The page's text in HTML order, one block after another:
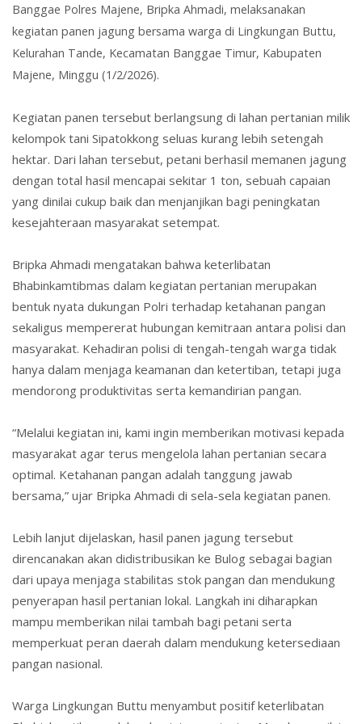
Banggae Polres Majene, Bripka Ahmadi, melaksanakan
kegiatan panen jagung bersama warga di Lingkungan Buttu,
Kelurahan Tande, Kecamatan Banggae Timur, Kabupaten
Majene, Minggu (1/2/2026).
Kegiatan panen tersebut berlangsung di lahan pertanian milik
kelompok tani Sipatokkong seluas kurang lebih setengah
hektar. Dari lahan tersebut, petani berhasil memanen jagung
dengan total hasil mencapai sekitar 1 ton, sebuah capaian
yang dinilai cukup baik dan menjanjikan bagi peningkatan
kesejahteraan masyarakat setempat.
Bripka Ahmadi mengatakan bahwa keterlibatan
Bhabinkamtibmas dalam kegiatan pertanian merupakan
bentuk nyata dukungan Polri terhadap ketahanan pangan
sekaligus mempererat hubungan kemitraan antara polisi dan
masyarakat. Kehadiran polisi di tengah-tengah warga tidak
hanya dalam menjaga keamanan dan ketertiban, tetapi juga
mendorong produktivitas serta kemandirian pangan.
“Melalui kegiatan ini, kami ingin memberikan motivasi kepada
masyarakat agar terus mengelola lahan pertanian secara
optimal. Ketahanan pangan adalah tanggung jawab
bersama,” ujar Bripka Ahmadi di sela-sela kegiatan panen.
Lebih lanjut dijelaskan, hasil panen jagung tersebut
direncanakan akan didistribusikan ke Bulog sebagai bagian
dari upaya menjaga stabilitas stok pangan dan mendukung
penyerapan hasil pertanian lokal. Langkah ini diharapkan
mampu memberikan nilai tambah bagi petani serta
memperkuat peran daerah dalam mendukung ketersediaan
pangan nasional.
Warga Lingkungan Buttu menyambut positif keterlibatan